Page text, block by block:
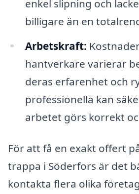
enkel slipning och
billigare än en
Arbetskraft:
hantverkare varierar
deras erfarenhet och
professionella kan
arbetet görs korrekt
För att få en exakt offert
trappa i Söderfors är det
kontakta flera olika